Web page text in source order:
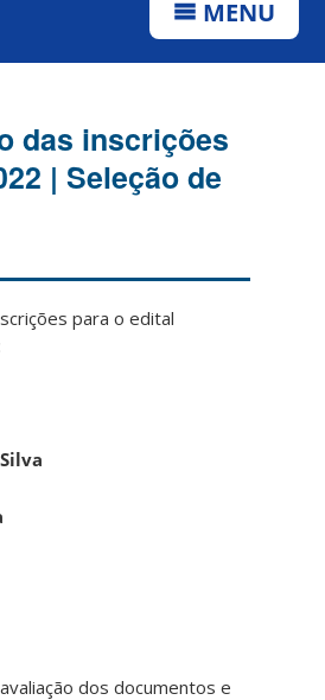
MENU
das inscrições
| Seleção de
para o edital
dos documentos e